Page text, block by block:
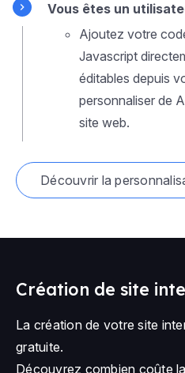
Vous êtes un
Ajoutez votre
Javascript
éditables depuis
personnaliser de
site web.
Découvrir la
Création de site
La création de votre site
gratuite.
Découvrez combien coûte